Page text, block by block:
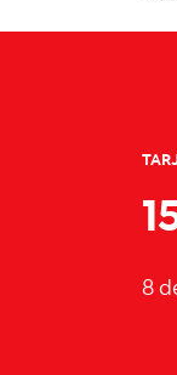
8